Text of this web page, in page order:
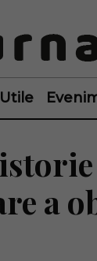
Utile
a